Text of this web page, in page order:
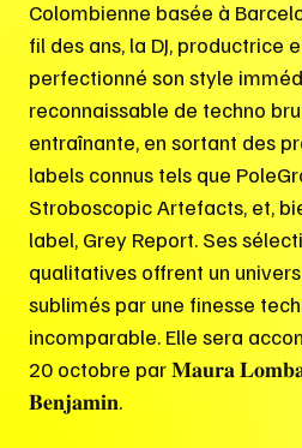
Colombienne basée à
fil des ans, la DJ, productrice
perfectionné son style
reconnaissable de techno
entraînante, en sortant des
labels connus tels que
Stroboscopic Artefacts, et,
label, Grey Report. Ses
qualitatives offrent un
sublimés par une finesse
incomparable. Elle sera
20 octobre par 𝐌𝐚𝐮𝐫𝐚
𝐁𝐞𝐧𝐣𝐚𝐦𝐢𝐧.